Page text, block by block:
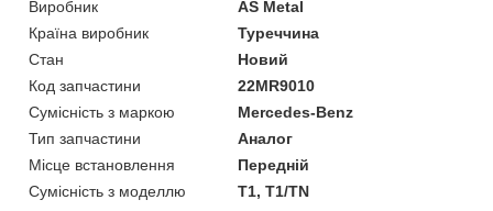
Виробник
AS Metal
Країна виробник
Туреччина
Стан
Новий
Код запчастини
22MR9010
Сумісність з маркою
Mercedes-Benz
Тип запчастини
Аналог
Місце встановлення
Передній
Сумісність з моделлю
T1, T1/TN